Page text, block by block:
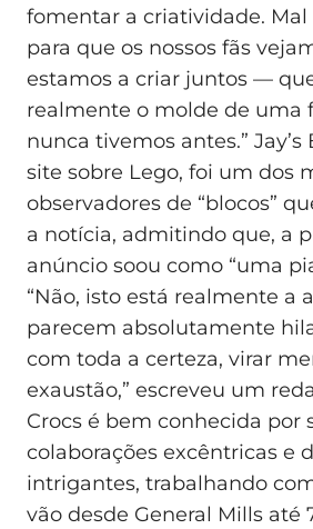
fomentar a criatividade. Mal
para que os nossos fãs
estamos a criar juntos —
realmente o molde de uma
nunca tivemos antes.”
site sobre Lego, foi um dos
observadores de “blocos”
a notícia, admitindo que, a
anúncio soou como “uma
“Não, isto está realmente a
parecem absolutamente
com toda a certeza, virar
exaustão,” escreveu um
Crocs é bem conhecida por
colaborações excêntricas e
intrigantes, trabalhando
vão desde General Mills até